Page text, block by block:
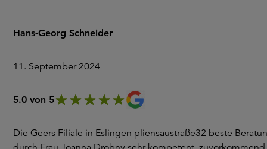
Hans-Georg Schneider
11. September 2024
5.0 von 5
Die Geers Filiale in Eslingen pliensaustraße32 beste